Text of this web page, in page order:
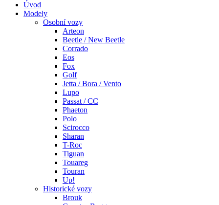
Úvod
Modely
Osobní vozy
Arteon
Beetle / New Beetle
Corrado
Eos
Fox
Golf
Jetta / Bora / Vento
Lupo
Passat / CC
Phaeton
Polo
Scirocco
Sharan
T-Roc
Tiguan
Touareg
Touran
Up!
Historické vozy
Brouk